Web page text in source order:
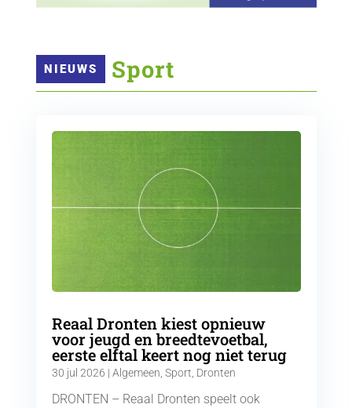
NIEUWS Sport
Reaal Dronten kiest opnieuw
voor jeugd en breedtevoetbal,
eerste elftal keert nog niet terug
30 jul 2026 | Algemeen Sport Dronten
DRONTEN – Reaal Dronten speelt ook